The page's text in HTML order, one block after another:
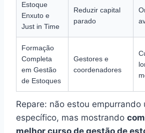
Estoque
Enxuto e
Just in Time
Reduzir capital
parado
Formação
Completa
em Gestão
de Estoques
Gestores e
coordenadores
Repare: não estou empurrando
específico, mas mostrando